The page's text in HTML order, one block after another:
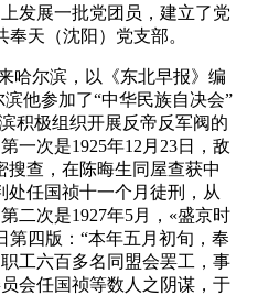
发展一批党团员，建立了党
天（沈阳）党支部。
哈尔滨，以《东北早报》编
他参加了“中华民族自决会”
积极组织开展反帝反军阀的
一次是1925年12月23日，敌
查，在陈晦生同屋查获中
处任国祯十一个月徒刑，从
二次是1927年5月，«盛京时
第四版：“本年五月初旬，奉
工六百多名同盟会罢工，事
会任国祯等数人之阴谋，于